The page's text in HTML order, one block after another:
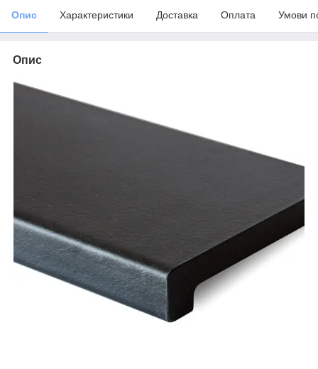
Опис Характеристики Доставка Оплата Умови
Опис